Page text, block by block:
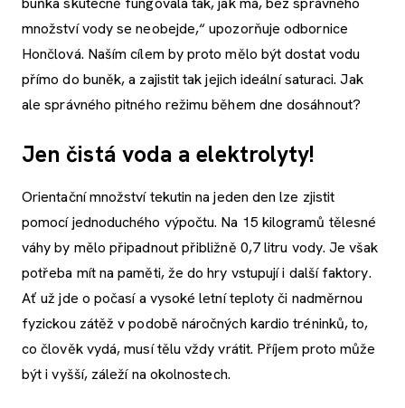
množství vody se neobejde,“ upozorňuje odbornice
Hončlová. Naším cílem by proto mělo být dostat vodu
přímo do buněk, a zajistit tak jejich ideální saturaci. Jak
ale správného pitného režimu během dne dosáhnout?
Jen čistá voda a elektrolyty!
Orientační množství tekutin na jeden den lze zjistit
pomocí jednoduchého výpočtu. Na 15 kilogramů tělesné
váhy by mělo připadnout přibližně 0,7 litru vody. Je však
potřeba mít na paměti, že do hry vstupují i další faktory.
Ať už jde o počasí a vysoké letní teploty či nadměrnou
fyzickou zátěž v podobě náročných kardio tréninků, to,
co člověk vydá, musí tělu vždy vrátit. Příjem proto může
být i vyšší, záleží na okolnostech.